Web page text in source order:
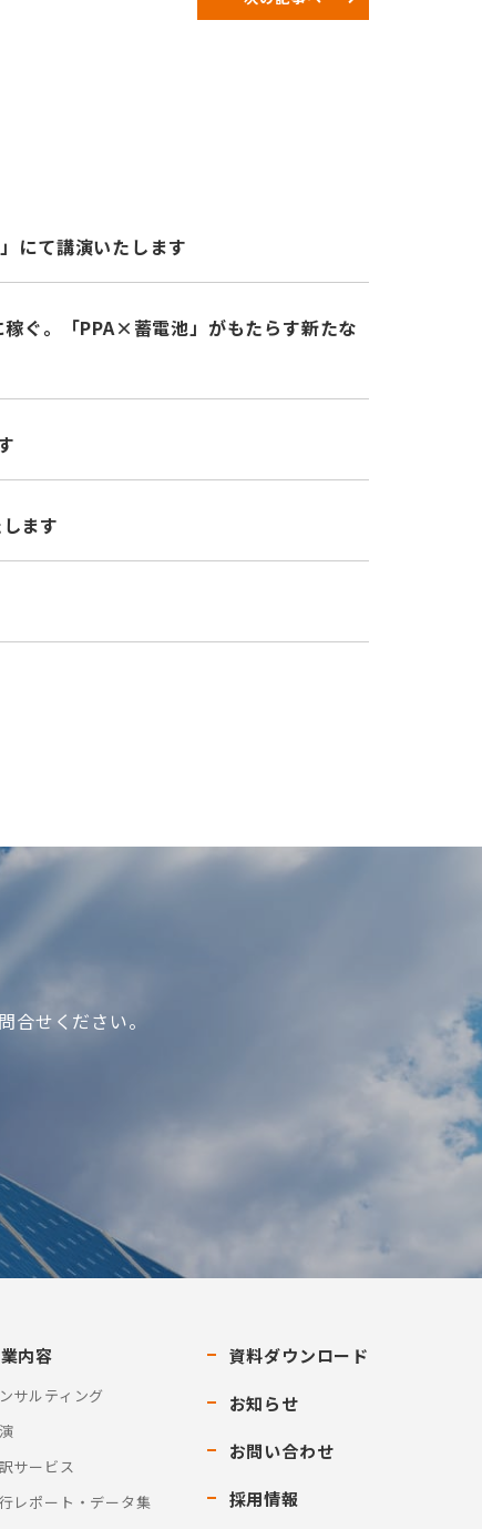
にて講演いたします
ぐ。「PPA×蓄電池」がもたらす新たな
ます
せください。
内容
サルティング
サービス
レポート・データ集
資料ダウンロード
お知らせ
お問い合わせ
採用情報